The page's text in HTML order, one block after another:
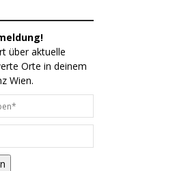
über aktuelle
Orte in deinem
Wien.